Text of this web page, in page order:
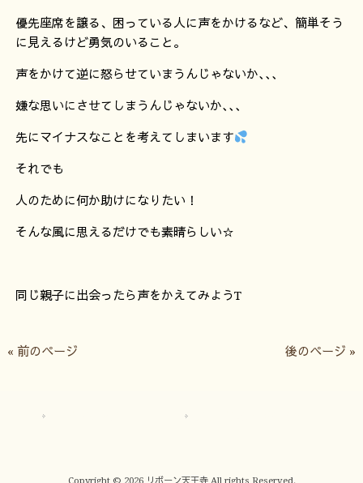
優先座席を譲る、困っている人に声をかけるなど、簡単そう
に見えるけど勇気のいること。
声をかけて逆に怒らせていまうんじゃないか､､､
嫌な思いにさせてしまうんじゃないか､､､
先にマイナスなことを考えてしまいます
それでも
人のために何か助けになりたい！
そんな風に思えるだけでも素晴らしい☆
同じ親子に出会ったら声をかえてみようT
« 前のページ 後のページ »
Copyright © 2026 リボーン天王寺 All rights Reserved.